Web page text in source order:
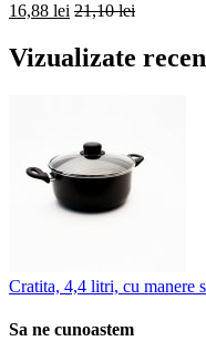
16,88 lei 21,10 lei
Vizualizate
Cratita, 4,4 litri, cu manere
Sa ne cunoastem